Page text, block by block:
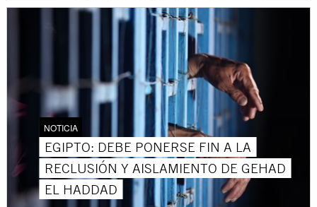
NOTICIA
EGIPTO: DEBE PONERSE FIN A LA
RECLUSIÓN Y AISLAMIENTO DE GEHAD
EL HADDAD